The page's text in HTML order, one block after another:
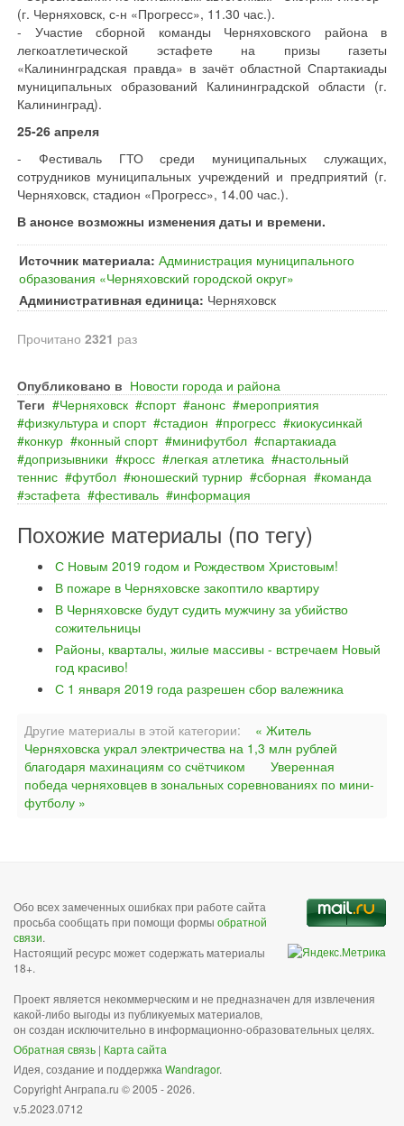
(г. Черняховск, с-н «Прогресс», 11.30 час.).
- Участие сборной команды Черняховского района в
легкоатлетической эстафете на призы газеты
«Калининградская правда» в зачёт областной Спартакиады
муниципальных образований Калининградской области (г.
Калининград).
25-26 апреля
- Фестиваль ГТО среди муниципальных служащих,
сотрудников муниципальных учреждений и предприятий (г.
Черняховск, стадион «Прогресс», 14.00 час.).
В анонсе возможны изменения даты и времени.
Источник материала: Администрация муниципального
образования «Черняховский городской округ»
Административная единица: Черняховск
Прочитано 2321 раз
Опубликовано в Новости города и района
Теги
Черняховск спорт анонс
мероприятия
физкультура и спорт
стадион прогресс
киокусинкай
конкур
конный спорт минифутбол
спартакиада
допризывники
кросс легкая атлетика
настольный
теннис
футбол юношеский турнир сборная
команда
эстафета
фестиваль информация
Похожие материалы (по тегу)
С Новым 2019 годом и Рождеством Христовым!
В пожаре в Черняховске закоптило квартиру
В Черняховске будут судить мужчину за убийство
сожительницы
Районы, кварталы, жилые массивы - встречаем Новый
год красиво!
С 1 января 2019 года разрешен сбор валежника
Другие материалы в этой категории:
« Житель
Черняховска украл электричества на 1,3 млн рублей
благодаря махинациям со счётчиком
Уверенная
победа черняховцев в зональных соревнованиях по мини-
футболу »
Обо всех замеченных ошибках при работе сайта
просьба сообщать при помощи формы обратной
связи.
Настоящий ресурс может содержать материалы
18+.
Проект является некоммерческим и не предназначен для извлечения
какой-либо выгоды из публикуемых материалов,
он создан исключительно в информационно-образовательных целях.
Обратная связь | Карта сайта
Идея, создание и поддержка Wandragor.
Copyright Анграпа.ru © 2005 - 2026.
v.5.2023.0712